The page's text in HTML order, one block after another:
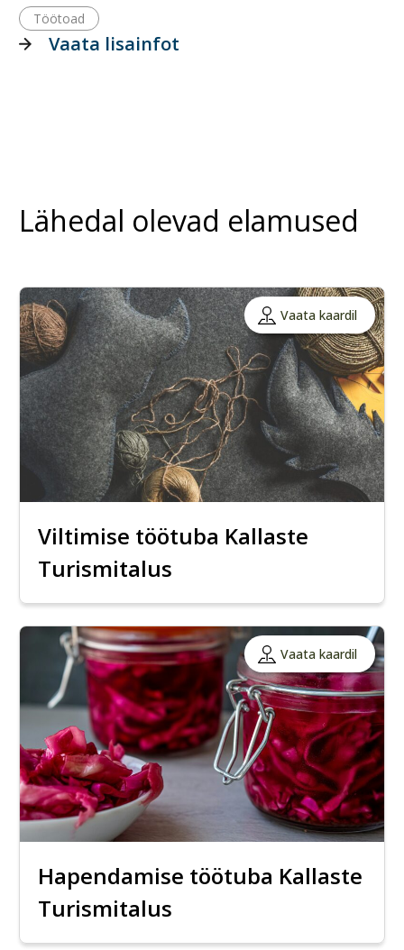
Töötoad
Vaata lisainfot
Lähedal olevad elamused
Vaata kaardil
Viltimise töötuba Kallaste
Turismitalus
Vaata kaardil
Hapendamise töötuba Kallaste
Turismitalus